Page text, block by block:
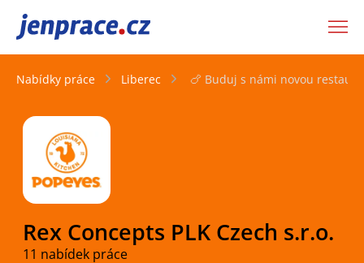
JenPráce.cz
Nabídky práce Liberec 🍗 Buduj s námi novou
Rex Concepts PLK Czech s.r.o.
11 nabídek práce